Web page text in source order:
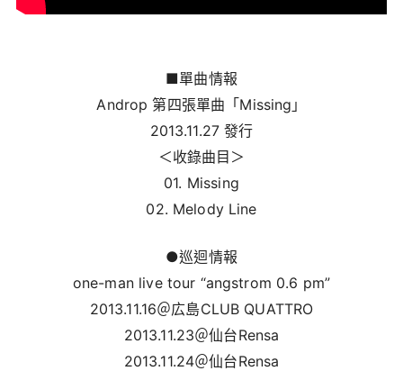
■單曲情報
Androp 第四張單曲「Missing」
2013.11.27 發行
＜收錄曲目＞
01. Missing
02. Melody Line
●巡迴情報
one-man live tour “angstrom 0.6 pm”
2013.11.16＠広島CLUB QUATTRO
2013.11.23＠仙台Rensa
2013.11.24＠仙台Rensa